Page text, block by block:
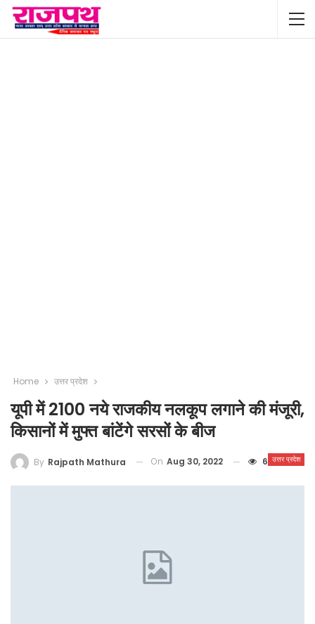
Home उत्तर प्रदेश
यूपी में 2100 नये राजकीय नलकूप लगाने की मंजूरी,
किसानों में मुफ्त बांटेंगे सरसों के बीज
उत्तर प्रदेश
By Rajpath Mathura On Aug 30, 2022 6